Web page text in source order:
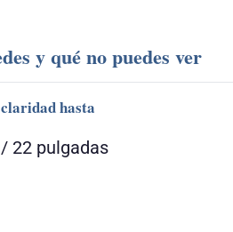
y qué no puedes ver
hasta
22 pulgadas